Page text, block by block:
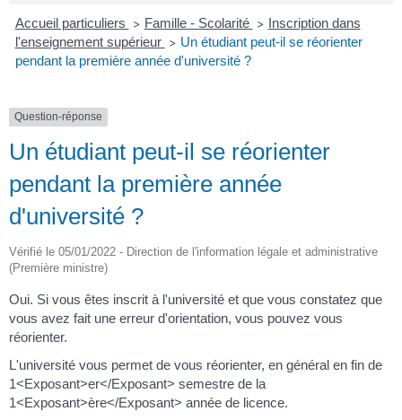
Accueil particuliers > Famille - Scolarité >
Inscription dans
l'enseignement supérieur > Un étudiant peut-il se réorienter
pendant la première année d'université ?
Question-réponse
Un étudiant peut-il se réorienter
pendant la première année
d'université ?
Vérifié le 05/01/2022 - Direction de l'information légale et administrative
(Première ministre)
Oui. Si vous êtes inscrit à l'université et que vous constatez que
vous avez fait une erreur d'orientation, vous pouvez vous
réorienter.
L'université vous permet de vous réorienter, en général en fin de
1<Exposant>er</Exposant> semestre de la
1<Exposant>ère</Exposant> année de licence.